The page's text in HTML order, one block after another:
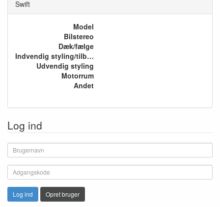
Swift
Model
Bilstereo
Dæk/fælge
Indvendig styling/tilbehør
Udvendig styling
Motorrum
Andet
Log ind
Log ind Opret bruger